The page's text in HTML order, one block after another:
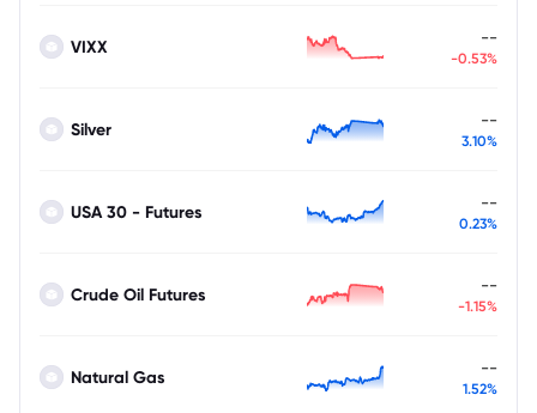
VIXX --
-0.53%
Silver --
3.10%
USA 30 - Futures --
0.23%
Crude Oil Futures --
-1.15%
Natural Gas --
1.52%